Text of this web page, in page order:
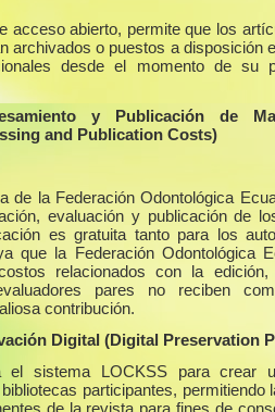
acceso abierto, permite que los
archivados o puestos a disposición
desde el momento de su
y Publicación de
and Publication Costs)
de la Federación Odontológica
evaluación y publicación de
es gratuita tanto para los
que la Federación Odontológica
relacionados con la
pares no reciben
contribución.
Digital (Digital Preservation
el sistema LOCKSS para crear
participantes, permitiendo
de la revista para fines de